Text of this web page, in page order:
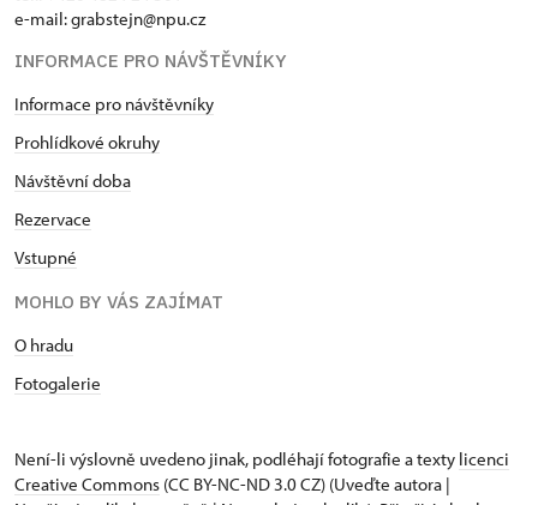
e-mail: grabstejn@npu.cz
INFORMACE PRO NÁVŠTĚVNÍKY
Informace pro návštěvníky
Prohlídkové okruhy
Návštěvní doba
Rezervace
Vstupné
MOHLO BY VÁS ZAJÍMAT
O hradu
Fotogalerie
Není-li výslovně uvedeno jinak, podléhají fotografie a texty licenci
Creative Commons (CC BY-NC-ND 3.0 CZ) (Uveďte autora |